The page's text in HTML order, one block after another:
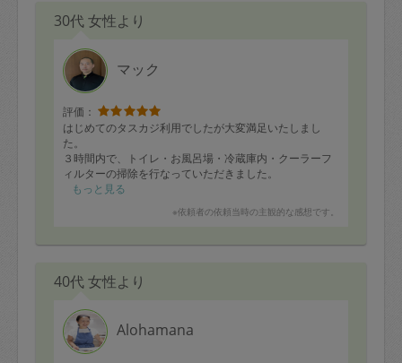
その点もありがたいです。
物置の片づけ、段ボールの纏めはいつも本当に助かる作
業のひとつです。
30代 女性より
マック
評価：
はじめてのタスカジ利用でしたが大変満足いたしまし
た。
３時間内で、トイレ・お風呂場・冷蔵庫内・クーラーフ
ィルターの掃除を行なっていただきました。
かなりアバウトに場面の思いつきで依頼したのですが、
またよろしくお願いいたします！
もっと見る
※依頼者の依頼当時の主観的な感想です。
40代 女性より
Alohamana